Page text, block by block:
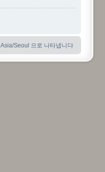
Seoul 으로 나타냅니다